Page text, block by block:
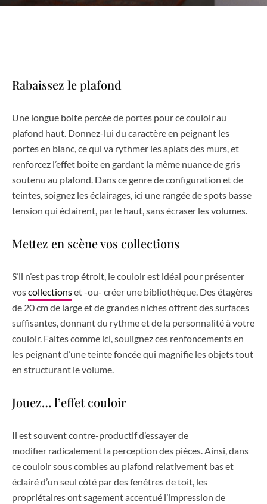
Rabaissez le plafond
Une longue boite percée de portes pour ce couloir au
plafond haut. Donnez-lui du caractère en peignant les
portes en blanc, ce qui va rythmer les aplats des murs, et
renforcez l’effet boite en gardant la même nuance de gris
soutenu au plafond. Dans ce genre de configuration et de
teintes, soignez les éclairages, ici une rangée de spots basse
tension qui éclairent, par le haut, sans écraser les volumes.
Mettez en scène vos collections
S’il n’est pas trop étroit, le couloir est idéal pour présenter
voscollectionset -ou- créer une bibliothèque. Des étagères
de 20 cm de large et de grandes niches offrent des surfaces
suffisantes, donnant du rythme et de la personnalité à votre
couloir. Faites comme ici, soulignez ces renfoncements en
les peignant d’une teinte foncée qui magnifie les objets tout
en structurant le volume.
Jouez… l’effet couloir
Il est souvent contre-productif d’essayer de
modifier radicalement la perception des pièces. Ainsi, dans
ce couloir sous combles au plafond relativement bas et
éclairé d’un seul côté par des fenêtres de toit, les
propriétaires ont sagement accentué l’impression de